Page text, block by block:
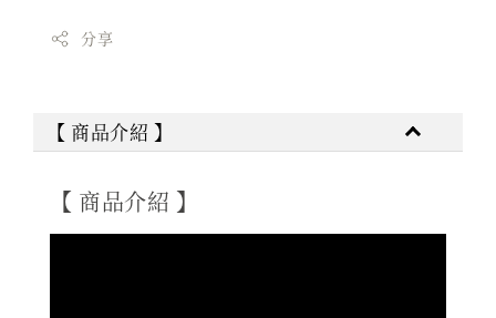
分享
【 商品介紹 】
【 商品介紹 】